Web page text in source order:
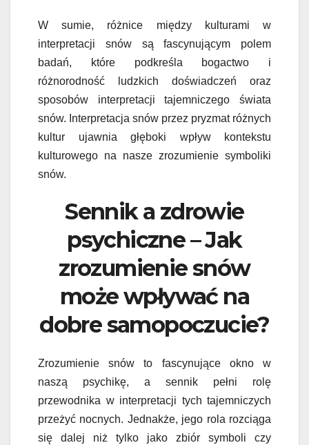
W sumie, różnice między kulturami w
interpretacji snów są fascynującym polem
badań, które podkreśla bogactwo i
różnorodność ludzkich doświadczeń oraz
sposobów interpretacji tajemniczego świata
snów. Interpretacja snów przez pryzmat różnych
kultur ujawnia głęboki wpływ kontekstu
kulturowego na nasze zrozumienie symboliki
snów.
Sennik a zdrowie
psychiczne – Jak
zrozumienie snów
może wpływać na
dobre samopoczucie?
Zrozumienie snów to fascynujące okno w
naszą psychikę, a sennik pełni rolę
przewodnika w interpretacji tych tajemniczych
przeżyć nocnych. Jednakże, jego rola rozciąga
się dalej niż tylko jako zbiór symboli czy